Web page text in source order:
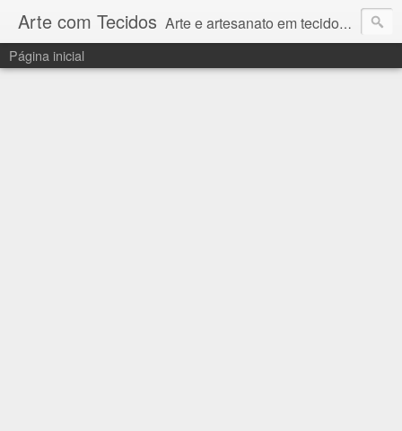
Arte com Tecidos Arte e artesanato em tecidos e sintéticos. Um catálogo incrível de tutoriais escritos e gravados em vídeos por artesãos e artesãs do Brasil e do Exterior e também vídeos autorais sobre modelagem em Corel Draw
Página inicial